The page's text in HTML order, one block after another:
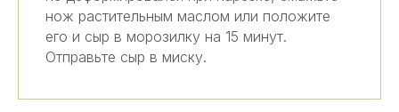
нож растительным маслом или положите
его и сыр в морозилку на 15 минут.
Отправьте сыр в миску.